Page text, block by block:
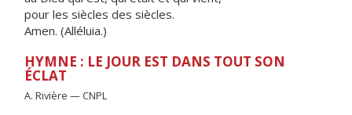
pour les siècles des siècles.
Amen. (Alléluia.)
HYMNE : LE JOUR EST DANS TOUT SON
ÉCLAT
A. Rivière — CNPL